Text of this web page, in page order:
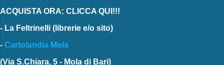
ACQUISTA ORA: CLICCA QUI!!!
- La Feltrinelli (librerie e/o sito)
- Cartolandia Mola
(Via S.Chiara, 5 - Mola di Bari)